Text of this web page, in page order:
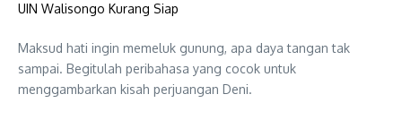
UIN Walisongo Kurang Siap
Maksud hati ingin memeluk gunung, apa daya tangan tak
sampai. Begitulah peribahasa yang cocok untuk
menggambarkan kisah perjuangan Deni.